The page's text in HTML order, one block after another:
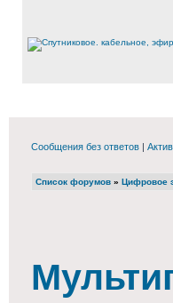
Сообщения без ответов |
Список форумов » Цифровое